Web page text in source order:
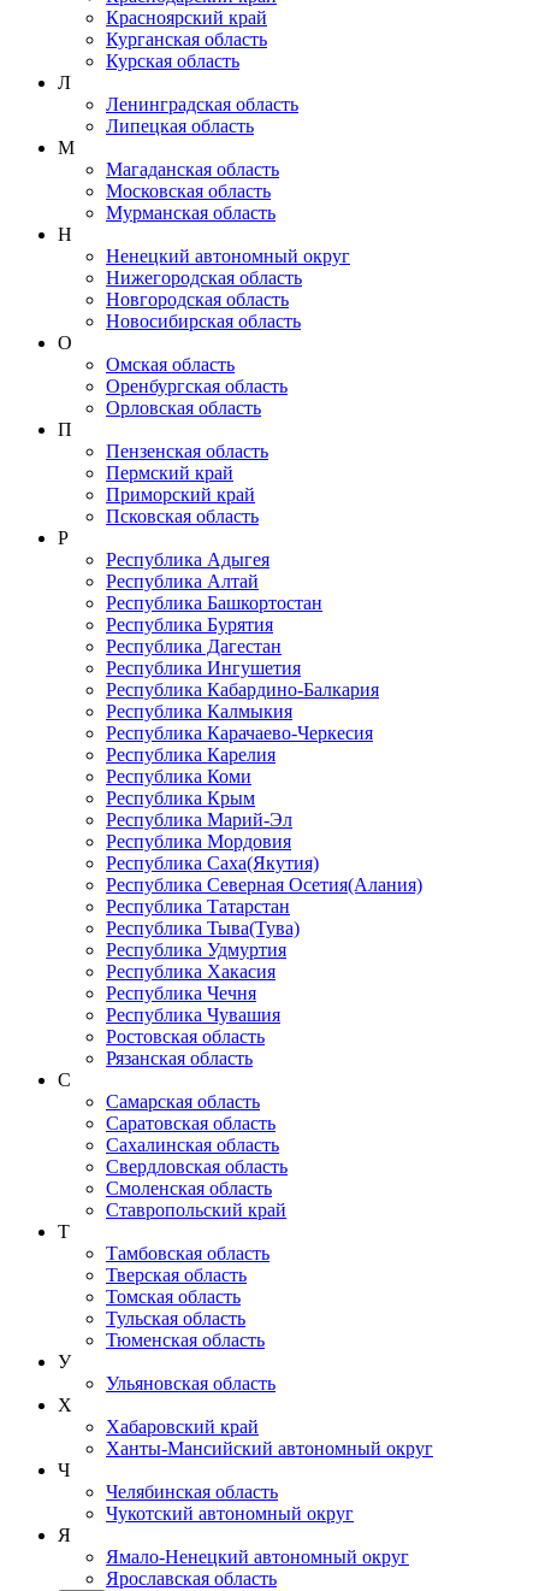
Красноярский край
Курганская область
Курская область
Л
Ленинградская область
Липецкая область
М
Магаданская область
Московская область
Мурманская область
Н
Ненецкий автономный округ
Нижегородская область
Новгородская область
Новосибирская область
О
Омская область
Оренбургская область
Орловская область
П
Пензенская область
Пермский край
Приморский край
Псковская область
Р
Республика Адыгея
Республика Алтай
Республика Башкортостан
Республика Бурятия
Республика Дагестан
Республика Ингушетия
Республика Кабардино-Балкария
Республика Калмыкия
Республика Карачаево-Черкеcия
Республика Карелия
Республика Коми
Республика Крым
Республика Марий-Эл
Республика Мордовия
Республика Саха(Якутия)
Республика Северная Осетия(Алания)
Республика Татарстан
Республика Тыва(Тува)
Республика Удмуртия
Республика Хакасия
Республика Чечня
Республика Чувашия
Ростовская область
Рязанская область
С
Самарская область
Саратовская область
Сахалинская область
Свердловская область
Смоленская область
Ставропольский край
Т
Тамбовская область
Тверская область
Томская область
Тульская область
Тюменская область
У
Ульяновская область
Х
Хабаровский край
Ханты-Мансийский автономный округ
Ч
Челябинская область
Чукотский автономный округ
Я
Ямало-Ненецкий автономный округ
Ярославская область